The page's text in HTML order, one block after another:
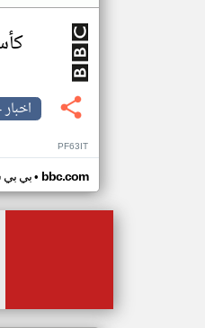
كأس
PF63IT
بي• bbc.com